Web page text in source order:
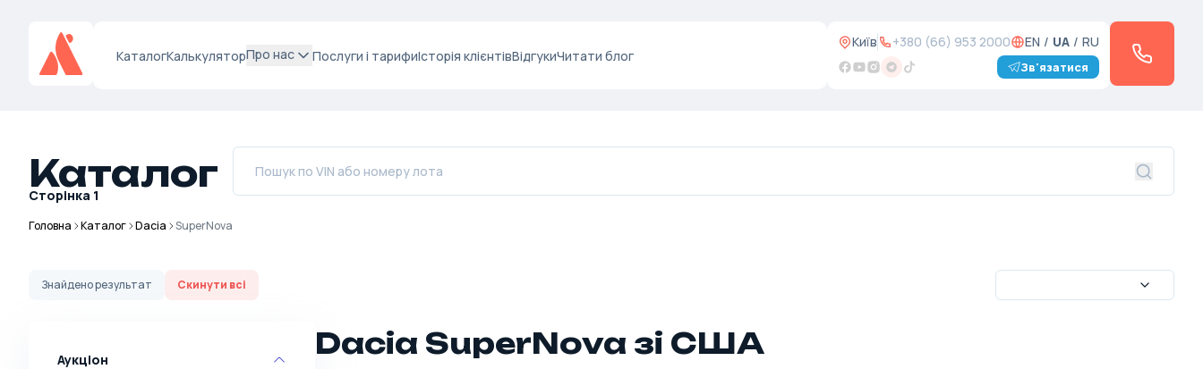
КаталогКалькуляторПро нас Послуги і тарифиІсторія клієнтівВідгукиЧитати блог
Київ +380 (66) 953 2000 EN / UA / RU
Зв'язатися
Каталог
Сторінка 1
Головна Каталог Dacia SuperNova
Знайденорезультат Скинути всі
Аукціон
Dacia SuperNova зі США